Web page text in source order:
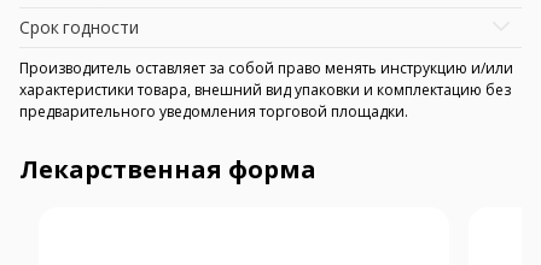
Срок годности
Производитель оставляет за собой право менять инструкцию и/или
характеристики товара, внешний вид упаковки и комплектацию без
предварительного уведомления торговой площадки.
Лекарственная форма